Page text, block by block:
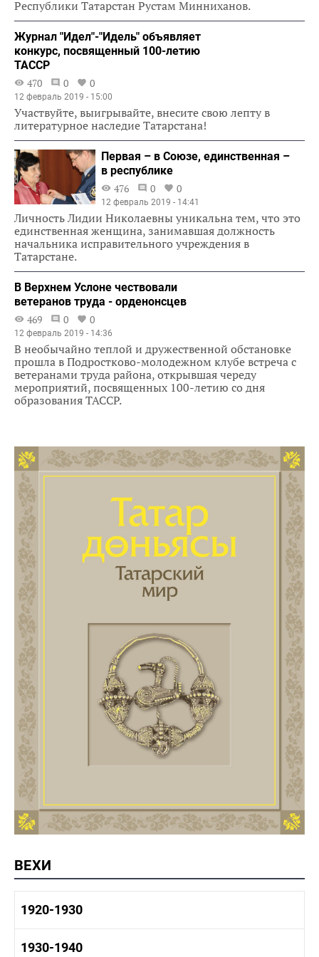
Республики Татарстан Рустам Минниханов.
Журнал "Идел"-"Идель" объявляет
конкурс, посвященный 100-летию
ТАССР
470
0 0
12 февраль 2019 - 15:00
Участвуйте, выигрывайте, внесите свою лепту в
литературное наследие Татарстана!
Первая – в Союзе, единственная –
в республике
476
0 0
12 февраль 2019 - 14:41
Личность Лидии Николаевны уникальна тем, что это
единственная женщина, занимавшая должность
начальника исправительного учреждения в
Татарстане.
В Верхнем Услоне чествовали
ветеранов труда - орденонсцев
469
0 0
12 февраль 2019 - 14:36
В необычайно теплой и дружественной обстановке
прошла в Подростково-молодежном клубе встреча с
ветеранами труда района, открывшая череду
мероприятий, посвященных 100-летию со дня
образования ТАССР.
ВЕХИ
1920-1930
1920-1930 история
1930-1940